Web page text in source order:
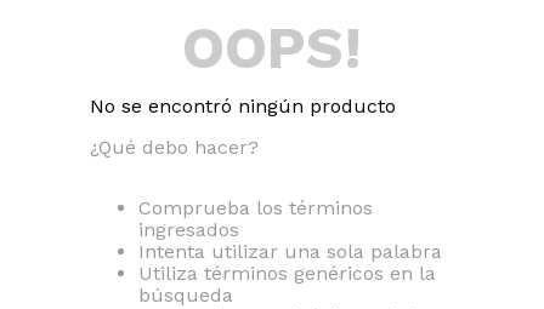
OOPS!
No se encontró ningún producto
¿Qué debo hacer?
Comprueba los términos
ingresados
Intenta utilizar una sola palabra
Utiliza términos genéricos en la
búsqueda